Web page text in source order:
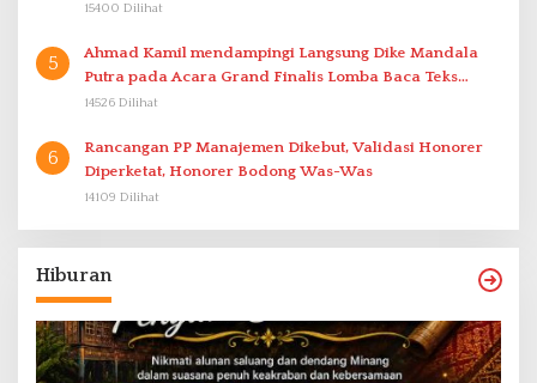
15400 Dilihat
5
Ahmad Kamil mendampingi Langsung Dike Mandala
Putra pada Acara Grand Finalis Lomba Baca Teks
Proklamasi Mirip Bung Karno di Bali
14526 Dilihat
6
Rancangan PP Manajemen Dikebut, Validasi Honorer
Diperketat, Honorer Bodong Was-Was
14109 Dilihat
Hiburan